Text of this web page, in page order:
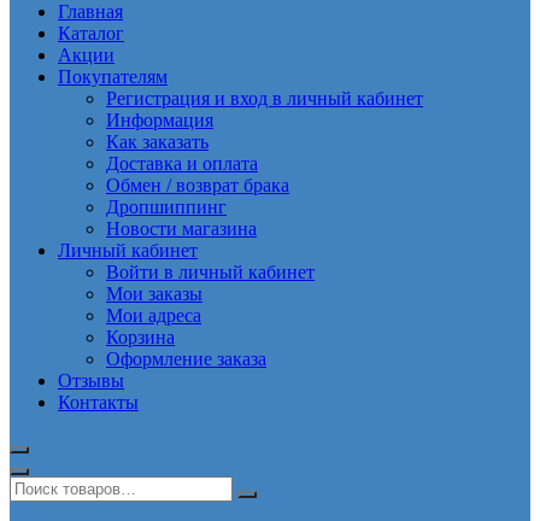
Главная
Каталог
Акции
Покупателям
Регистрация и вход в личный кабинет
Информация
Как заказать
Доставка и оплата
Обмен / возврат брака
Дропшиппинг
Новости магазина
Личный кабинет
Войти в личный кабинет
Мои заказы
Мои адреса
Корзина
Оформление заказа
Отзывы
Контакты